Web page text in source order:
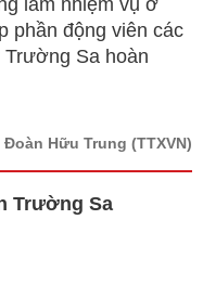
làm nhiệm vụ ở
phần động viên các
Sa hoàn
Đoàn Hữu Trung (TTXVN)
Trường Sa